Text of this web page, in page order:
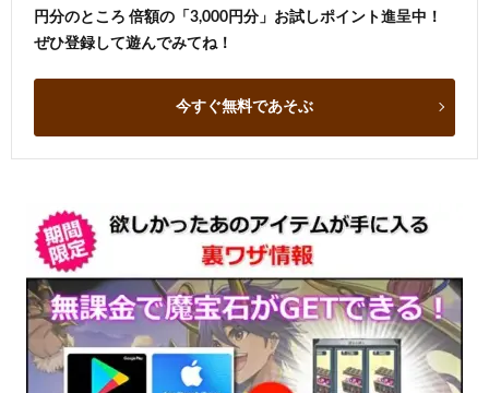
円分のところ 倍額の「3,000円分」お試しポイント進呈中！
ぜひ登録して遊んでみてね！
今すぐ無料であそぶ